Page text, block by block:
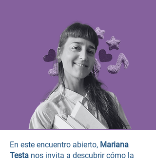
En este encuentro abierto, Mariana
Testa nos invita a descubrir cómo la